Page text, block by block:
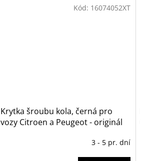
Krytka šroubu kola, černá pro
vozy Citroen a Peugeot - originál
3 - 5 pr. dní
Kód: 16074052XT